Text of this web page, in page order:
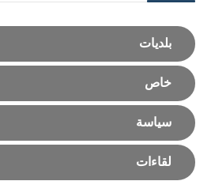
بلديات
خاص
سياسة
لقاءات